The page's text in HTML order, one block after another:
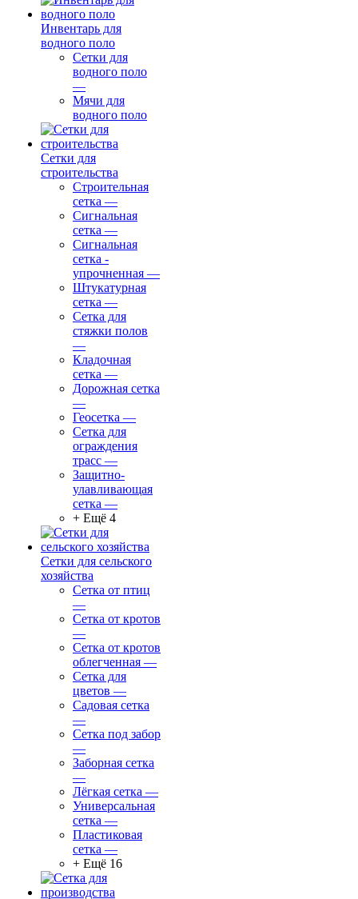
Инвентарь для
водного поло
Сетки для
водного поло
—
Мячи для
водного поло
Сетки для
строительства
Строительная
сетка —
Сигнальная
сетка —
Сигнальная
сетка -
упрочненная —
Штукатурная
сетка —
Сетка для
стяжки полов
—
Кладочная
сетка —
Дорожная сетка
—
Геосетка —
Сетка для
ограждения
трасс —
Защитно-
улавливающая
сетка —
+ Ещё 4
Сетки для сельского
хозяйства
Сетка от птиц
—
Сетка от кротов
—
Сетка от кротов
облегченная —
Сетка для
цветов —
Садовая сетка
—
Сетка под забор
—
Заборная сетка
—
Лёгкая сетка —
Универсальная
сетка —
Пластиковая
сетка —
+ Ещё 16